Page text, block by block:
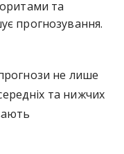
та
прогнозування.
не лише
та нижчих